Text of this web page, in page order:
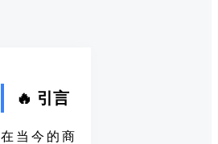
🔥 引言
在当今的商